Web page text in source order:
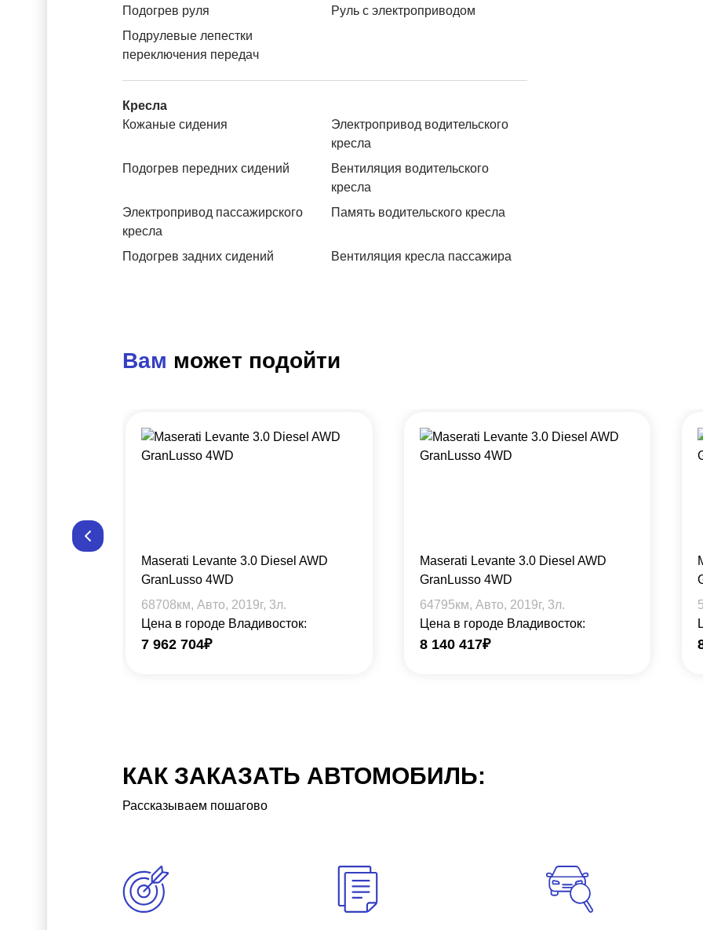
Подогрев руля
Руль с электроприводом
Подрулевые лепестки
переключения передач
Кресла
Кожаные сидения
Электропривод водительского
кресла
Подогрев передних сидений
Вентиляция водительского
кресла
Электропривод пассажирского
кресла
Память водительского кресла
Подогрев задних сидений Вентиляция кресла пассажира
Вам может подойти
Maserati Levante 3.0 Diesel AWD
GranLusso 4WD
68708км, Авто, 2019г, 3л.
Цена в городе Владивосток:
7 962 704₽
Maserati Levante 3.0 Diesel AWD
GranLusso 4WD
64795км, Авто, 2019г, 3л.
Цена в городе Владивосток:
8 140 417₽
КАК ЗАКАЗАТЬ АВТОМОБИЛЬ:
Рассказываем пошагово